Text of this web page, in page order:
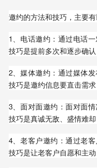
邀约的方法和技巧，主要有
1、电话邀约：通过电话
技巧是提前多次和逐步确认
2、媒体邀约：通过媒体
技巧是邀约信息要直击需求
3、面对面邀约：面对面
技巧是真诚无敌、盛情难却
4、老客户邀约：通过老
技巧是让老客户自愿和主动